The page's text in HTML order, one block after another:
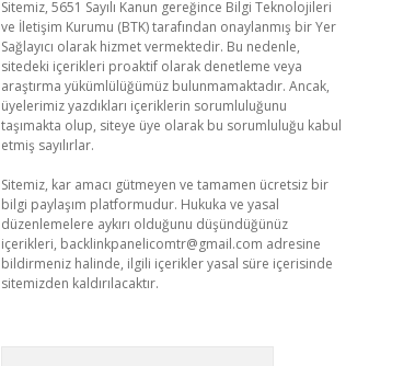
Sitemiz, 5651 Sayılı Kanun gereğince Bilgi Teknolojileri
ve İletişim Kurumu (BTK) tarafından onaylanmış bir Yer
Sağlayıcı olarak hizmet vermektedir. Bu nedenle,
sitedeki içerikleri proaktif olarak denetleme veya
araştırma yükümlülüğümüz bulunmamaktadır. Ancak,
üyelerimiz yazdıkları içeriklerin sorumluluğunu
taşımakta olup, siteye üye olarak bu sorumluluğu kabul
etmiş sayılırlar.
Sitemiz, kar amacı gütmeyen ve tamamen ücretsiz bir
bilgi paylaşım platformudur. Hukuka ve yasal
düzenlemelere aykırı olduğunu düşündüğünüz
içerikleri, backlinkpanelicomtr@gmail.com adresine
bildirmeniz halinde, ilgili içerikler yasal süre içerisinde
sitemizden kaldırılacaktır.